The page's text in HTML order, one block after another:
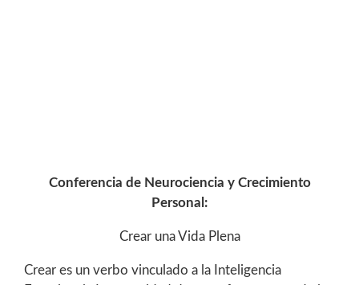
Conferencia de Neurociencia y Crecimiento
Personal:
Crear una Vida Plena
Crear es un verbo vinculado a la Inteligencia